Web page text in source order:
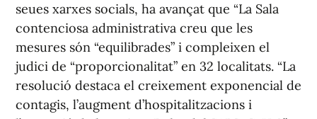
seues xarxes socials, ha avançat que “La Sala
contenciosa administrativa creu que les
mesures són “equilibrades” i compleixen el
judici de “proporcionalitat” en 32 localitats. “La
resolució destaca el creixement exponencial de
contagis, l’augment d’hospitalitzacions i